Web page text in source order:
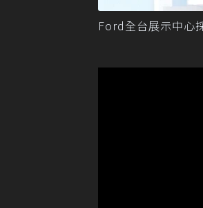
Ford全台展示中心